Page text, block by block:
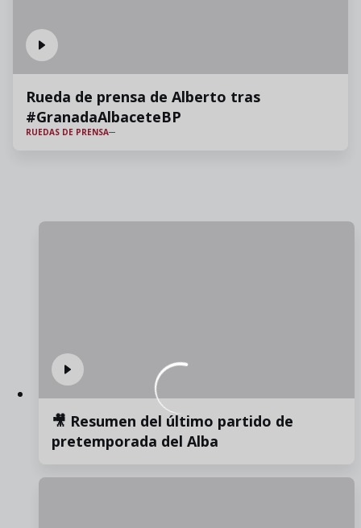
Rueda de prensa de Alberto tras
#GranadaAlbaceteBP
RUEDAS DE PRENSA
🎥 Resumen del último partido de
pretemporada del Alba